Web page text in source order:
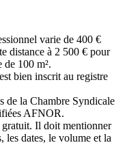
varie de 400 €
distance à 2 500 € pour
de 100 m².
bien inscrit au registre
de la Chambre Syndicale
AFNOR.
Il doit mentionner
les dates, le volume et la